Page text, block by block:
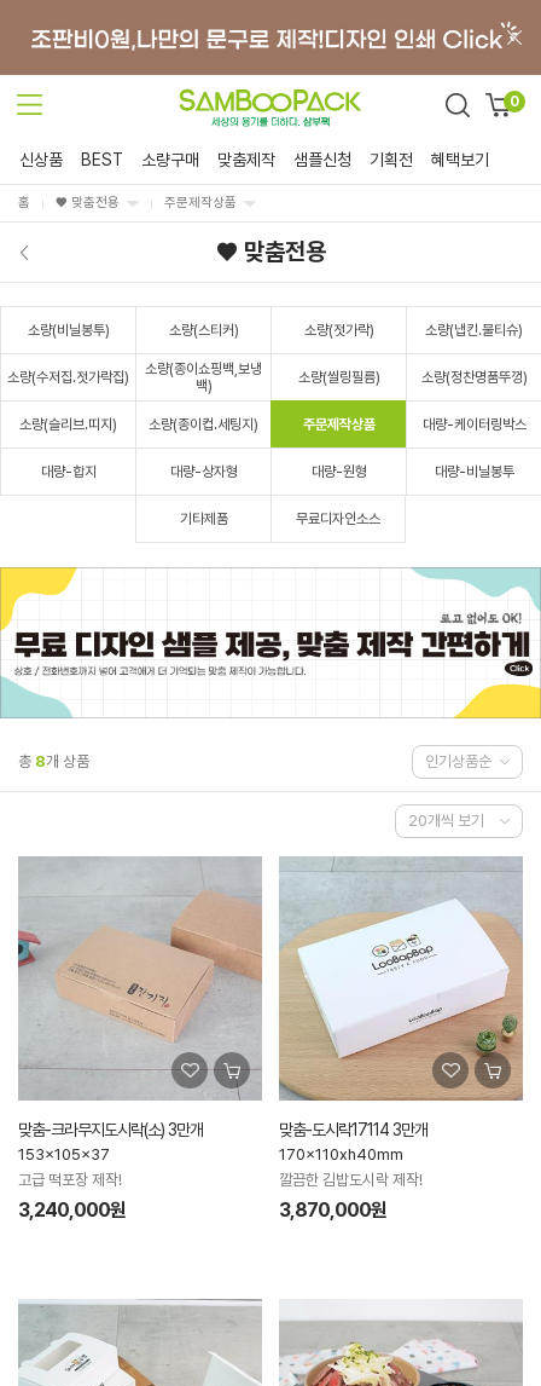
0
신상품 BEST 소량구매 맞춤제작 샘플신청 기획전 혜택보기
홈 ♥ 맞춤전용 주문제작상품
♥ 맞춤전용
소량(비닐봉투) 소량(스티커) 소량(젓가락) 소량(냅킨.물티슈)
소량(수저집.젓가락집)
소량(종이쇼핑백,보냉
백)
소량(씰링필름) 소량(정찬명품뚜껑)
소량(슬리브.띠지) 소량(종이컵.세팅지) 주문제작상품 대량-케이터링박스
대량-합지 대량-상자형 대량-원형 대량-비닐봉투
기타제품 무료디자인소스
총 8개 상품
맞춤-크라무지도시락(소) 3만개
153x105x37
고급 떡포장 제작!
3,240,000원
맞춤-도시락17114 3만개
170x110xh40mm
깔끔한 김밥도시락 제작!
3,870,000원